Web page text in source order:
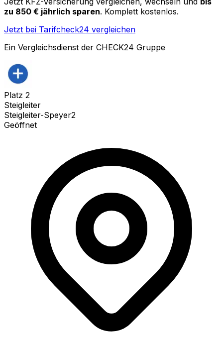
zu 850 € jährlich sparen. Komplett kostenlos.
Jetzt bei Tarifcheck24 vergleichen
Ein Vergleichsdienst der CHECK24 Gruppe
Platz 2
Steigleiter
Steigleiter-Speyer2
Geöffnet